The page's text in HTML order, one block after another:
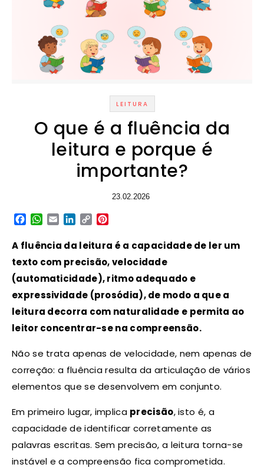
LEITURA
O que é a fluência da
leitura e porque é
importante?
23.02.2026
Facebook
WhatsApp
EmailLinkedIn
Copy
A fluência da leitura é a capacidade de ler um
texto com precisão, velocidade
(automaticidade), ritmo adequado e
expressividade (prosódia), de modo a que a
leitura decorra com naturalidade e permita ao
leitor concentrar-se na compreensão.
Não se trata apenas de velocidade, nem apenas de
correção: a fluência resulta da articulação de vários
elementos que se desenvolvem em conjunto.
Em primeiro lugar, implica precisão, isto é, a
capacidade de identificar corretamente as
palavras escritas. Sem precisão, a leitura torna-se
instável e a compreensão fica comprometida.